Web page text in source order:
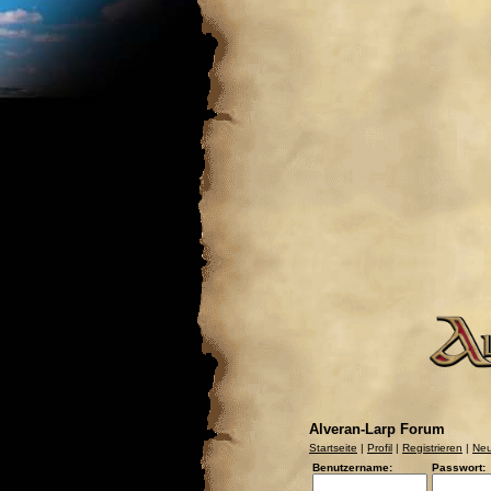
Alveran-Larp Forum
Startseite | Profil | Registrieren |
Benutzername:
Passwort: